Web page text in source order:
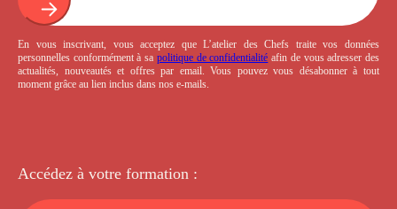
En vous inscrivant, vous acceptez que L’atelier des Chefs traite vos données
personnelles conformément à sa politique de confidentialité afin de vous adresser des
actualités, nouveautés et offres par email. Vous pouvez vous désabonner à tout
moment grâce au lien inclus dans nos e-mails.
Accédez à votre formation :